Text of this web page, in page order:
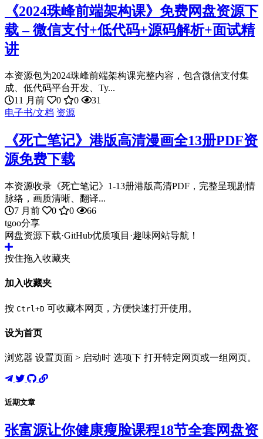
《2024珠峰前端架构课》免费网盘资源下
载 – 微信支付+低代码+源码解析+面试精
讲
本资源包为2024珠峰前端架构课完整内容，包含微信支付集
成、低代码平台开发、Ty...
11 月前
0 0
31
电子书/文档 资源
《死亡笔记》港版高清漫画全13册PDF资
源免费下载
本资源收录《死亡笔记》1-13册港版高清PDF，完整呈现剧情
脉络，画质清晰、翻译...
7 月前
0 0
66
tgoo分享
网盘资源下载·GitHub优质项目·趣味网站导航！
按住拖入收藏夹
加入收藏夹
按 Ctrl+D 可收藏本网页，方便快速打开使用。
设为首页
浏览器 设置页面 > 启动时 选项下 打开特定网页或一组网页。
近期文章
张富源让你健康瘦脸课程18节全套网盘资